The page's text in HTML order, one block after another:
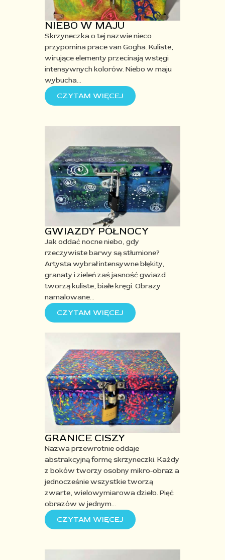
NIEBO W MAJU
Skrzyneczka o tej nazwie nieco
przypomina prace van Gogha. Kuliste,
wirujące elementy przecinają wstęgi
intensywnych kolorów. Niebo w maju
wybucha…
CZYTAM WIĘCEJ
GWIAZDY PÓŁNOCY
Jak oddać nocne niebo, gdy
rzeczywiste barwy są stłumione?
Artysta wybrał intensywne błękity,
granaty i zieleń zaś jasność gwiazd
tworzą kuliste, białe kręgi. Obrazy
namalowane…
CZYTAM WIĘCEJ
GRANICE CISZY
Nazwa przewrotnie oddaje
abstrakcyjną formę skrzyneczki. Każdy
z boków tworzy osobny mikro-obraz a
jednocześnie wszystkie tworzą
zwarte, wielowymiarowa dzieło. Pięć
obrazów w jednym…
CZYTAM WIĘCEJ